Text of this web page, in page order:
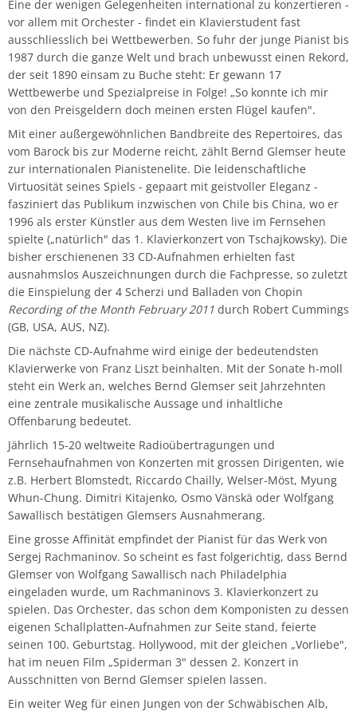
Eine der wenigen Gelegenheiten international zu konzertieren -
vor allem mit Orchester - findet ein Klavierstudent fast
ausschliesslich bei Wettbewerben. So fuhr der junge Pianist bis
1987 durch die ganze Welt und brach unbewusst einen Rekord,
der seit 1890 einsam zu Buche steht: Er gewann 17
Wettbewerbe und Spezialpreise in Folge! „So konnte ich mir
von den Preisgeldern doch meinen ersten Flügel kaufen".
Mit einer außergewöhnlichen Bandbreite des Repertoires, das
vom Barock bis zur Moderne reicht, zählt Bernd Glemser heute
zur internationalen Pianistenelite. Die leidenschaftliche
Virtuosität seines Spiels - gepaart mit geistvoller Eleganz -
fasziniert das Publikum inzwischen von Chile bis China, wo er
1996 als erster Künstler aus dem Westen live im Fernsehen
spielte („natürlich" das 1. Klavierkonzert von Tschajkowsky). Die
bisher erschienenen 33 CD-Aufnahmen erhielten fast
ausnahmslos Auszeichnungen durch die Fachpresse, so zuletzt
die Einspielung der 4 Scherzi und Balladen von Chopin
Recording of the Month February 2011 durch Robert Cummings
(GB, USA, AUS, NZ).
Die nächste CD-Aufnahme wird einige der bedeutendsten
Klavierwerke von Franz Liszt beinhalten. Mit der Sonate h-moll
steht ein Werk an, welches Bernd Glemser seit Jahrzehnten
eine zentrale musikalische Aussage und inhaltliche
Offenbarung bedeutet.
Jährlich 15-20 weltweite Radioübertragungen und
Fernsehaufnahmen von Konzerten mit grossen Dirigenten, wie
z.B. Herbert Blomstedt, Riccardo Chailly, Welser-Möst, Myung
Whun-Chung. Dimitri Kitajenko, Osmo Vänskä oder Wolfgang
Sawallisch bestätigen Glemsers Ausnahmerang.
Eine grosse Affinität empfindet der Pianist für das Werk von
Sergej Rachmaninov. So scheint es fast folgerichtig, dass Bernd
Glemser von Wolfgang Sawallisch nach Philadelphia
eingeladen wurde, um Rachmaninovs 3. Klavierkonzert zu
spielen. Das Orchester, das schon dem Komponisten zu dessen
eigenen Schallplatten-Aufnahmen zur Seite stand, feierte
seinen 100. Geburtstag. Hollywood, mit der gleichen „Vorliebe",
hat im neuen Film „Spiderman 3" dessen 2. Konzert in
Ausschnitten von Bernd Glemser spielen lassen.
Ein weiter Weg für einen Jungen von der Schwäbischen Alb,
Musiktheaterkorrepetition
Musiktheorie
Orchesterleitung
Percussion
Streichinstrumente
Master of Music in Performance
Master of Music in Performance and Pedagogy
Günther Wich
Johannes Wolf
Musikwissenschaft/Musikermedizin
Fachgruppe Musikpädagogik Lehramt
Fachgruppe Streichinstrumente